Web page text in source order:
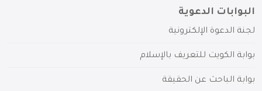
البوابات الدعوية
لجنة الدعوة الإلكترونية
بوابة الكويت للتعريف بالإسلام
بوابة الباحث عن الحقيقة